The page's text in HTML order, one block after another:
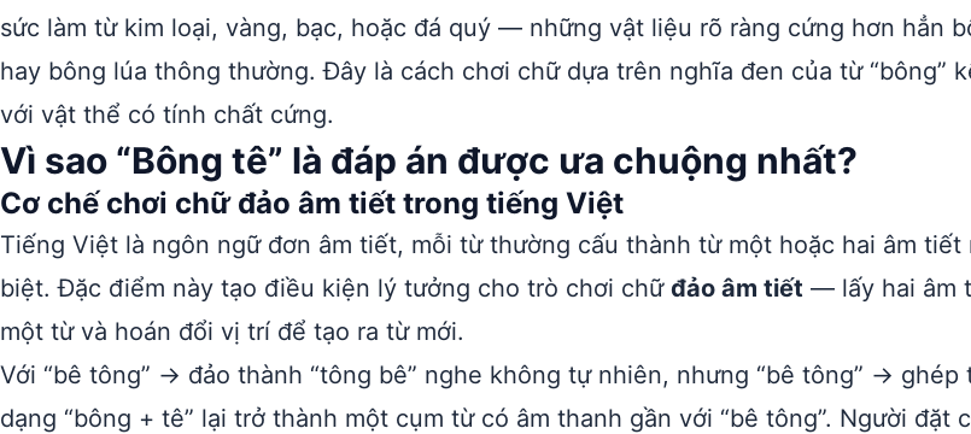
sức làm từ kim loại, vàng, bạc, hoặc đá quý — những vật liệu rõ ràng cứng hơn hẳn
hay bông lúa thông thường. Đây là cách chơi chữ dựa trên nghĩa đen của từ “bông”
với vật thể có tính chất cứng.
Vì sao “Bông tê” là đáp án được ưa chuộng nhất?
Cơ chế chơi chữ đảo âm tiết trong tiếng Việt
Tiếng Việt là ngôn ngữ đơn âm tiết, mỗi từ thường cấu thành từ một hoặc hai âm tiết
biệt. Đặc điểm này tạo điều kiện lý tưởng cho trò chơi chữ đảo âm tiết — lấy hai âm
một từ và hoán đổi vị trí để tạo ra từ mới.
Với “bê tông” → đảo thành “tông bê” nghe không tự nhiên, nhưng “bê tông” → ghép
dạng “bông + tê” lại trở thành một cụm từ có âm thanh gần với “bê tông”. Người đặt